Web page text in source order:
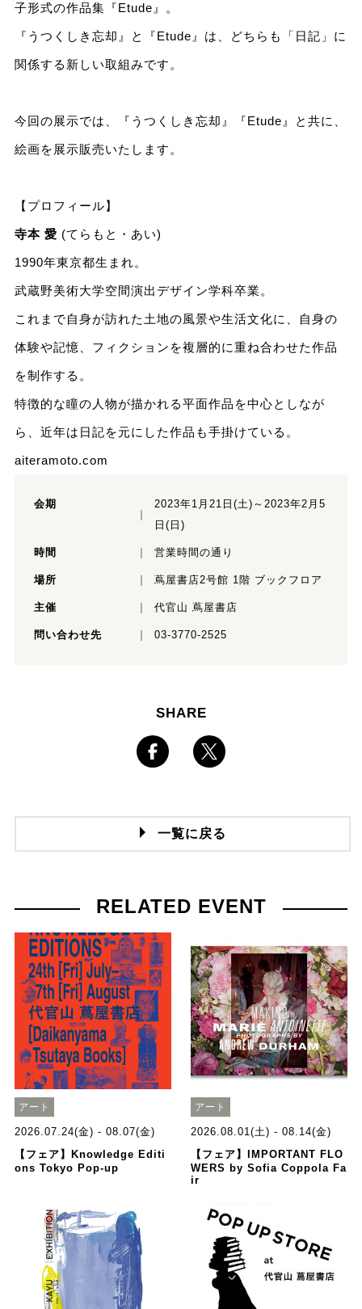
子形式の作品集『Etude』。
『うつくしき忘却』と『Etude』は、どちらも「日記」に
関係する新しい取組みです。
今回の展示では、『うつくしき忘却』『Etude』と共に、
絵画を展示販売いたします。
【プロフィール】
寺本 愛 (てらもと・あい)
1990年東京都生まれ。
武蔵野美術大学空間演出デザイン学科卒業。
これまで自身が訪れた土地の風景や生活文化に、自身の
体験や記憶、フィクションを複層的に重ね合わせた作品
を制作する。
特徴的な瞳の人物が描かれる平面作品を中心としなが
ら、近年は日記を元にした作品も手掛けている。
aiteramoto.com
会期
2023年1月21日(土)～2023年2月5
日(日)
時間 営業時間の通り
場所 蔦屋書店2号館 1階 ブックフロア
主催 代官山 蔦屋書店
問い合わせ先 03-3770-2525
SHARE
一覧に戻る
RELATED EVENT
アート
2026.07.24(金) - 08.07(金)
【フェア】Knowledge Editi
ons Tokyo Pop-up
アート
2026.08.01(土) - 08.14(金)
【フェア】IMPORTANT FLO
WERS by Sofia Coppola Fa
ir